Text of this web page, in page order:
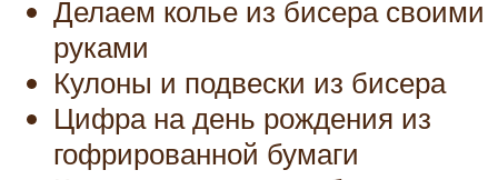
Делаем колье из бисера своими
руками
Кулоны и подвески из бисера
Цифра на день рождения из
гофрированной бумаги